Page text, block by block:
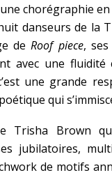
chorégraphie
danseurs de la
deRoof piece,
avec une
une grande
qui
Trisha Brown
jubilatoires,
de motifs